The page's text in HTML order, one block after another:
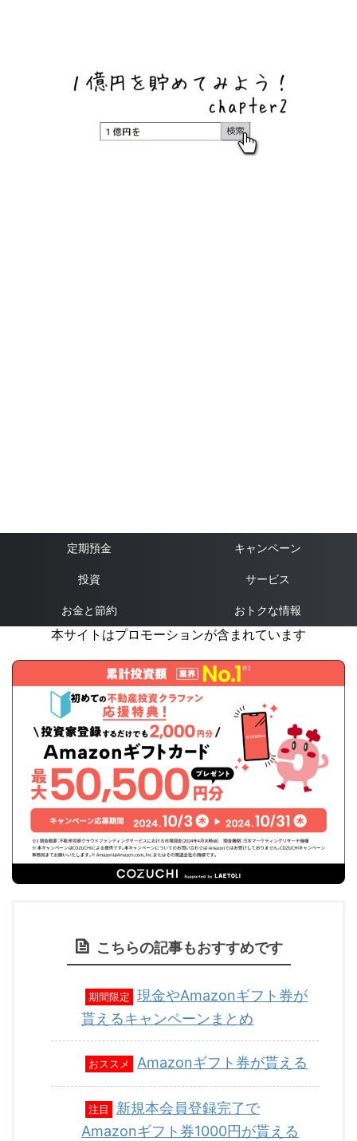
定期預金 キャンペーン
投資 サービス
お金と節約 おトクな情報
本サイトはプロモーションが含まれています
こちらの記事もおすすめです
期間限定
現金やAmazonギフト券が
貰えるキャンペーンまとめ
おススメ Amazonギフト券が貰える
注目
新規本会員登録完了で
Amazonギフト券1000円が貰える